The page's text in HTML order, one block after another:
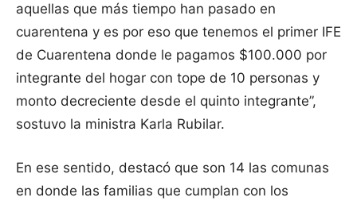
aquellas que más tiempo han pasado en
cuarentena y es por eso que tenemos el primer IFE
de Cuarentena donde le pagamos $100.000 por
integrante del hogar con tope de 10 personas y
monto decreciente desde el quinto integrante”,
sostuvo la ministra Karla Rubilar.
En ese sentido, destacó que son 14 las comunas
en donde las familias que cumplan con los